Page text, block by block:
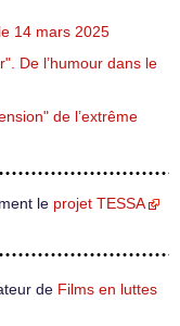
14 mars 2025
De l’humour dans le
de l’extrême
le projet TESSA
de Films en luttes